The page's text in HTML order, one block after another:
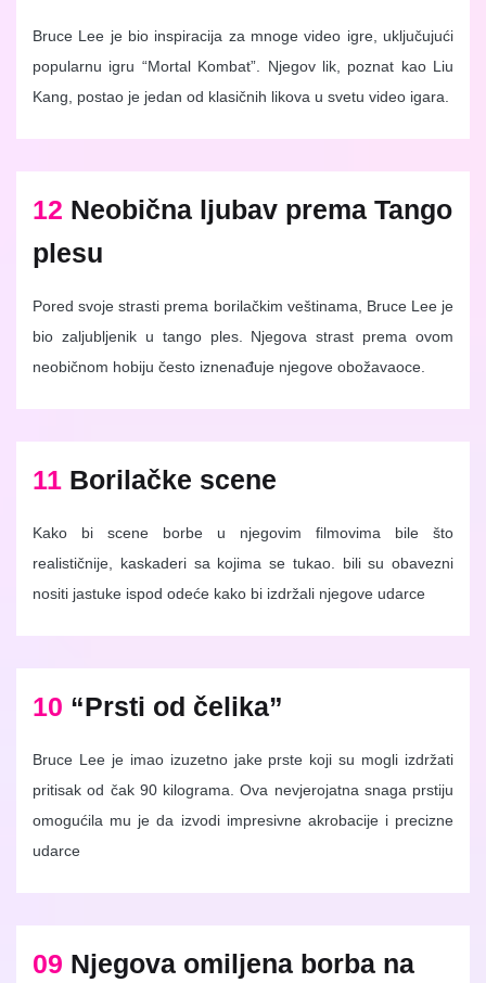
Bruce Lee je bio inspiracija za mnoge video igre, uključujući
popularnu igru “Mortal Kombat”. Njegov lik, poznat kao Liu
Kang, postao je jedan od klasičnih likova u svetu video igara.
12 Neobična ljubav prema Tango
plesu
Pored svoje strasti prema borilačkim veštinama, Bruce Lee je
bio zaljubljenik u tango ples. Njegova strast prema ovom
neobičnom hobiju često iznenađuje njegove obožavaoce.
11 Borilačke scene
Kako bi scene borbe u njegovim filmovima bile što
realističnije, kaskaderi sa kojima se tukao. bili su obavezni
nositi jastuke ispod odeće kako bi izdržali njegove udarce
10 “Prsti od čelika”
Bruce Lee je imao izuzetno jake prste koji su mogli izdržati
pritisak od čak 90 kilograma. Ova nevjerojatna snaga prstiju
omogućila mu je da izvodi impresivne akrobacije i precizne
udarce
09 Njegova omiljena borba na